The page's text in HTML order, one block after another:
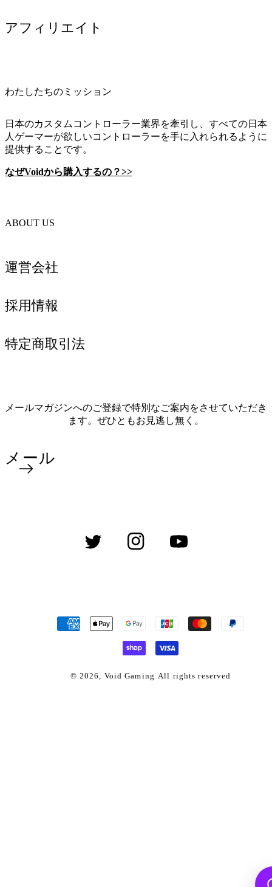
アフィリエイト
わたしたちのミッション
日本のカスタムコントローラー業界を牽引し、すべての日本
人ゲーマーが欲しいコントローラーを手に入れられるように
提供することです。
なぜVoidから購入するの？>>
ABOUT US
運営会社
採用情報
特定商取引法
メールマガジンへのご登録で特別なご案内をさせていただき
ます。ぜひともお見逃し無く。
メール
Twitter InstagramYouTube
© 2026, Void Gaming All rights reserved